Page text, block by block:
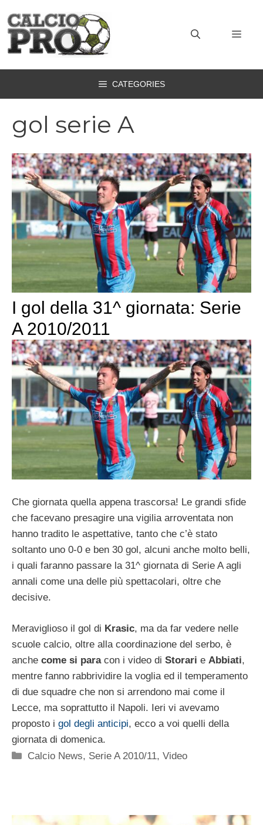
contenuto
CATEGORIES
gol serie A
I gol della 31^ giornata: Serie
A 2010/2011
Che giornata quella appena trascorsa! Le grandi sfide
che facevano presagire una vigilia arroventata non
hanno tradito le aspettative, tanto che c’è stato
soltanto uno 0-0 e ben 30 gol, alcuni anche molto belli,
i quali faranno passare la 31^ giornata di Serie A agli
annali come una delle più spettacolari, oltre che
decisive.
Meraviglioso il gol di Krasic, ma da far vedere nelle
scuole calcio, oltre alla coordinazione del serbo, è
anche come si paracon i video di Storari e Abbiati,
mentre fanno rabbrividire la voglia ed il temperamento
di due squadre che non si arrendono mai come il
Lecce, ma soprattutto il Napoli. Ieri vi avevamo
proposto i gol degli anticipi, ecco a voi quelli della
giornata di domenica.
Categorie
Calcio News, Serie A 2010/11,Video